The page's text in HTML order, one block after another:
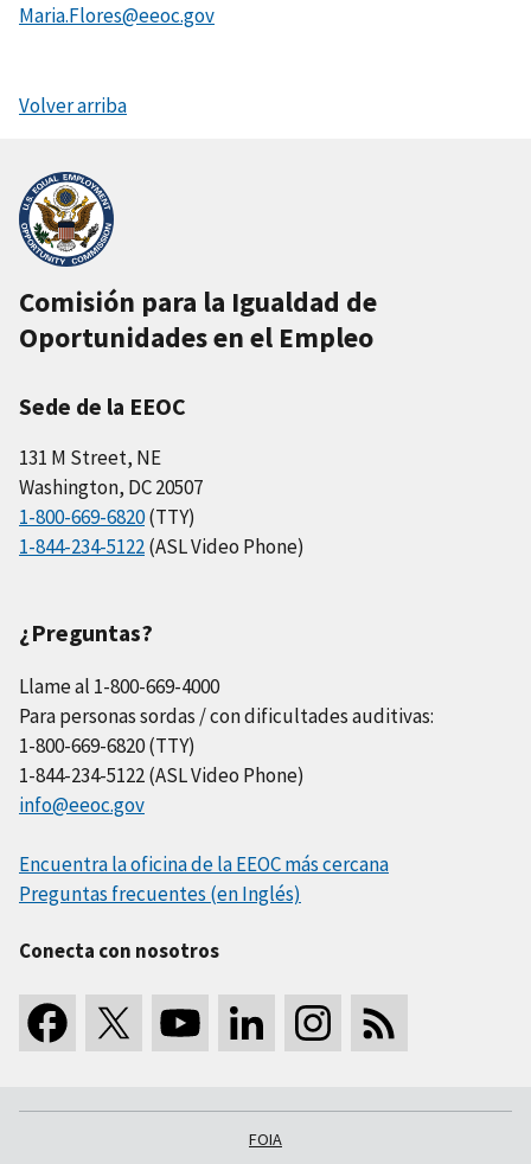
Maria.Flores@eeoc.gov
Volver arriba
Comisión para la Igualdad de
Oportunidades en el Empleo
Sede de la EEOC
131 M Street, NE
Washington, DC 20507
1-800-669-6820(TTY)
1-844-234-5122(ASL Video Phone)
¿Preguntas?
Llame al 1-800-669-4000
Para personas sordas / con dificultades auditivas:
1-800-669-6820 (TTY)
1-844-234-5122 (ASL Video Phone)
info@eeoc.gov
Encuentra la oficina de la EEOC más cercana
Preguntas frecuentes (en Inglés)
Conecta con nosotros
FOIA